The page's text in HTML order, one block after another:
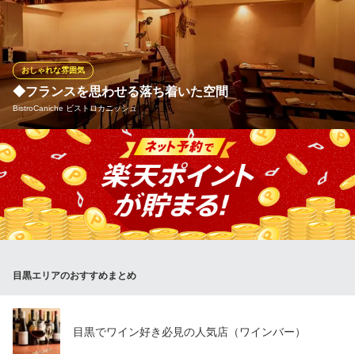
目黒・大人のメキシカン
ＪＲ目黒駅 徒歩2分
東京都品川区上大崎3-1-1 MEGURO CENTRAL SQUARE 1F
◆フランスを思わせる落ち着いた空間
BistroCaniche ビストロカニッシュ
おしゃれな雰囲気
肩肘張らずに過ごせるくつろぎの空間。目黒駅からも徒歩圏内
で、親しい方とのお食事や女子会、歓送迎会をはじめ、デートな
どにもお気軽にどうぞ。細部にまで行き届いた心遣いで、お客様
をおもてなしいたします。フランスを思わせるおしゃれな空間
で、楽しい時間をお過ごしくださいませ。
気軽に本格ビストロ
東京都品川区上大崎2-18-25 1F
目黒エリアのおすすめまとめ
目黒でワイン好き必見の人気店（ワインバー）